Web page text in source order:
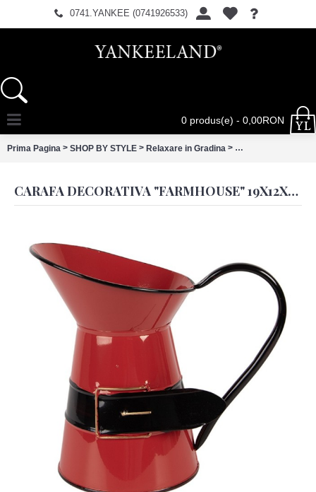
0741.YANKEE (0741926533)
0 produs(e) - 0,00RON
Prima Pagina > SHOP BY STYLE > Relaxare in Gradina > Carafa decorativa
CARAFA DECORATIVA "FARMHOUSE" 19X12X18 CM, CLAYRE&EEF